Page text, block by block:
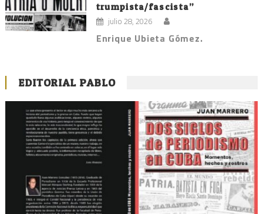
trumpista/fascista”
julio 28, 2026
Enrique Ubieta Gómez.
EDITORIAL PABLO